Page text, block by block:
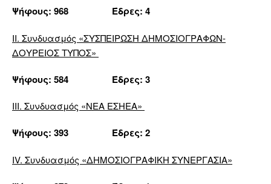
Ψήφους: 968 Έδρες: 4
ΙI. Συνδυασμός «ΣΥΣΠΕΙΡΩΣΗ ΔΗΜΟΣΙΟΓΡΑΦΩΝ-
ΔΟΥΡΕΙΟΣ ΤΥΠΟΣ»
Ψήφους: 584 Έδρες: 3
ΙIΙ. Συνδυασμός «ΝΕΑ ΕΣΗΕΑ»
Ψήφους: 393 Έδρες: 2
ΙV. Συνδυασμός «ΔΗΜΟΣΙΟΓΡΑΦΙΚΗ ΣΥΝΕΡΓΑΣΙΑ»